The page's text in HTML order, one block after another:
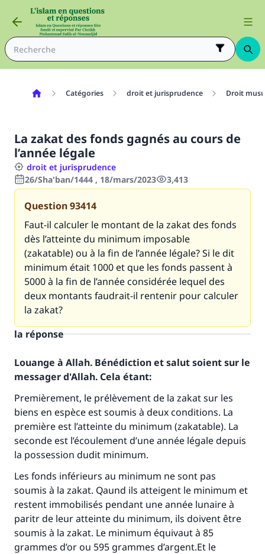
Catégories droit et jurisprudence Droit
La zakat des fonds gagnés au cours de
l’année légale
droit et jurisprudence
26/Sha'ban/1444 , 18/mars/2023
3,413
Question93414
Faut-il calculer le montant de la zakat des fonds
dès l’atteinte du minimum imposable
(zakatable) ou à la fin de l’année légale? Si le dit
minimum était 1000 et que les fonds passent à
5000 à la fin de l’année considérée lequel des
deux montants faudrait-il rentenir pour calculer
la zakat?
la réponse
Louange à Allah. Bénédiction et salut soient sur le
messager d'Allah. Cela étant:
Premièrement, le prélèvement de la zakat sur les
biens en espèce est soumis à deux conditions. La
première est l’atteinte du minimum (zakatable). La
seconde est l’écoulement d’une année légale depuis
la possession dudit minimum.
Les fonds inférieurs au minimum ne sont pas
soumis à la zakat. Qaund ils atteigent le minimum et
restent immobilisés pendant une année lunaire à
paritr de leur atteinte du minimum, ils doivent être
soumis à la zakat. Le minimum équivaut à 85
grammes d’or ou 595 grammes d’argent.Et le